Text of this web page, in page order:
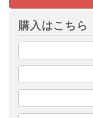
購入はこちら